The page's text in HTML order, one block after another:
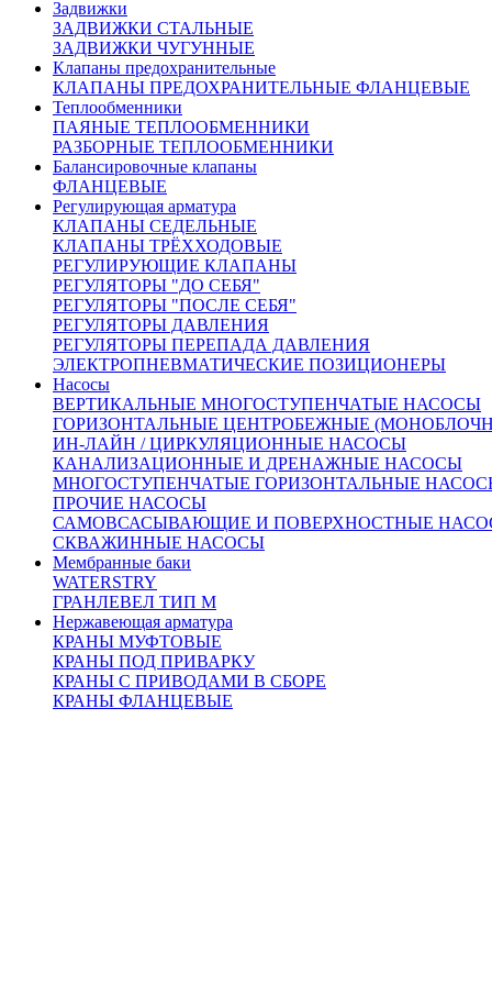
Задвижки
ЗАДВИЖКИ СТАЛЬНЫЕ
ЗАДВИЖКИ ЧУГУННЫЕ
Клапаны предохранительные
КЛАПАНЫ ПРЕДОХРАНИТЕЛЬНЫЕ ФЛАНЦЕВЫЕ
Теплообменники
ПАЯНЫЕ ТЕПЛООБМЕННИКИ
РАЗБОРНЫЕ ТЕПЛООБМЕННИКИ
Балансировочные клапаны
ФЛАНЦЕВЫЕ
Регулирующая арматура
КЛАПАНЫ СЕДЕЛЬНЫЕ
КЛАПАНЫ ТРЁХХОДОВЫЕ
РЕГУЛИРУЮЩИЕ КЛАПАНЫ
РЕГУЛЯТОРЫ "ДО СЕБЯ"
РЕГУЛЯТОРЫ "ПОСЛЕ СЕБЯ"
РЕГУЛЯТОРЫ ДАВЛЕНИЯ
РЕГУЛЯТОРЫ ПЕРЕПАДА ДАВЛЕНИЯ
ЭЛЕКТРОПНЕВМАТИЧЕСКИЕ ПОЗИЦИОНЕРЫ
Насосы
ВЕРТИКАЛЬНЫЕ МНОГОСТУПЕНЧАТЫЕ НАСОСЫ
ГОРИЗОНТАЛЬНЫЕ ЦЕНТРОБЕЖНЫЕ
ИН-ЛАЙН / ЦИРКУЛЯЦИОННЫЕ НАСОСЫ
КАНАЛИЗАЦИОННЫЕ И ДРЕНАЖНЫЕ НАСОСЫ
МНОГОСТУПЕНЧАТЫЕ ГОРИЗОНТАЛЬНЫЕ
ПРОЧИЕ НАСОСЫ
САМОВСАСЫВАЮЩИЕ И ПОВЕРХНОСТНЫЕ
СКВАЖИННЫЕ НАСОСЫ
Мембранные баки
WATERSTRY
ГРАНЛЕВЕЛ ТИП М
Нержавеющая арматура
КРАНЫ МУФТОВЫЕ
КРАНЫ ПОД ПРИВАРКУ
КРАНЫ С ПРИВОДАМИ В СБОРЕ
КРАНЫ ФЛАНЦЕВЫЕ
Доставка:
По Москве и области:
Бесплатная доставка при заказе от 50000 рублей в пределах
МКАД
Бесплатная доставка до пункта приема/выдачи транспортной
компании
Доставка по Москве и области от 2000 рублей
Курьерская – наш менеджер оформит Вам доставку товара
курьером.После комплектации заказа на складе, Курьерская
служба свяжется с вами и уточнит детали доставки.
По России:
С помощью крупнейших транспортных компаний мы
доставим ваш груз в любую точку России.
Сроки доставки:
Все вопросы по доставке вы можете задать нашим
менеджерам
Москва и Московская область 3 рабочих дня
Доставка в другие регионы России рассчитывается
индивидуально, с учетом удаленности и ваших пожеланий
Похожие товары: